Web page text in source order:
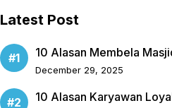
Latest Post
10 Alasan Membela
December 29, 2025
10 Alasan Karyawan